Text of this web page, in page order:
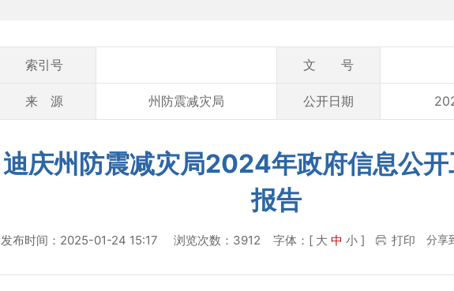
索引号 文 号
来 源 州防震减灾局 公开日期
迪庆州防震减灾局2024年政府信息公
报告
发布时间：2025-01-24 15:17 浏览次数：3912 字体：[ 大 中 小] 打印 分享